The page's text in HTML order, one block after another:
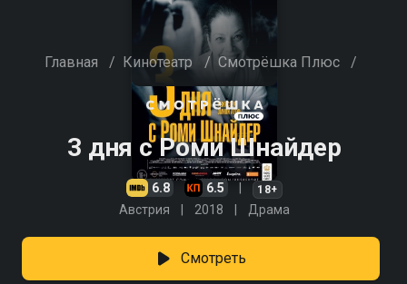
Главная / Кинотеатр / Смотрёшка Плюс /
3 дня с Роми Шнайдер
6.8 6.5 18+
Австрия 2018 Драма
Смотреть